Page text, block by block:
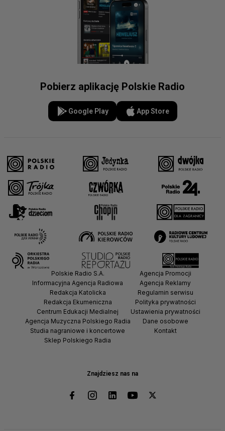
Pobierz aplikację Polskie Radio
Google Play App Store
Znajdziesz nas na
Polskie Radio S.A.
Informacyjna Agencja Radiowa
Redakcja Katolicka
Redakcja Ekumeniczna
Centrum Edukacji Medialnej
Agencja Muzyczna Polskiego Radia
Studia nagraniowe i koncertowe
Sklep Polskiego Radia
Agencja Promocji
Agencja Reklamy
Regulamin serwisu
Polityka prywatności
Ustawienia prywatności
Dane osobowe
Kontakt